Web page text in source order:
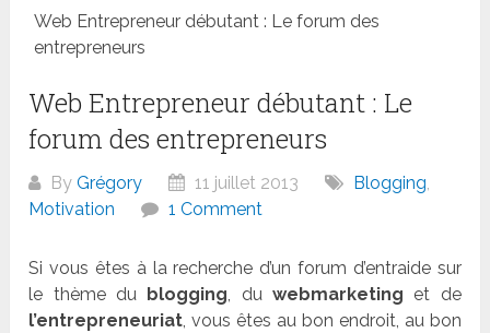
Web Entrepreneur débutant : Le forum des
entrepreneurs
Web Entrepreneur débutant : Le
forum des entrepreneurs
ByGrégory 11 juillet 2013 Blogging,
Motivation
1 Comment
Si vous êtes à la recherche d’un forum d’entraide sur
le thème du
blogging, duwebmarketing et de
l’entrepreneuriat, vous êtes au bon endroit, au bon